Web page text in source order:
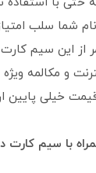
شما سلب
از این سیم
و مکالمه
خیلی پایین
با سیم کارت